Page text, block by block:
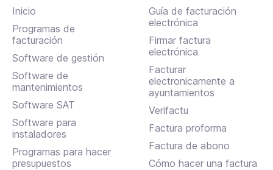
Inicio
Programas de
facturación
Software de gestión
Software de
mantenimientos
Software SAT
Software para
instaladores
Programas para hacer
presupuestos
Guía de facturación
electrónica
Firmar factura
electrónica
Facturar
electronicamente a
ayuntamientos
Verifactu
Factura proforma
Factura de abono
Cómo hacer una factura